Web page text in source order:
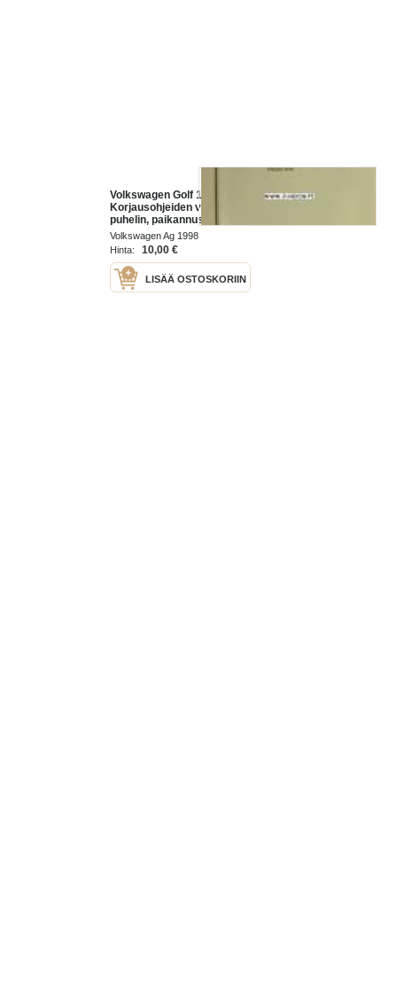
Volkswagen Golf 1998
Korjausohjeiden vihko; Radio,
puhelin, paikannus -
korjaamokirjasarjan osa
Volkswagen Ag 1998
Hinta:
10,00 €
LISÄÄ OSTOSKORIIN